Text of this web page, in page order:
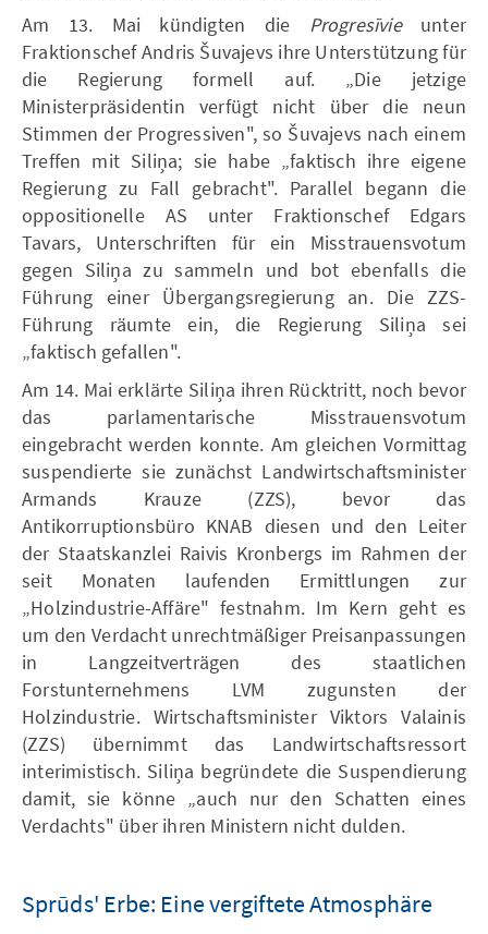
Am 13. Mai kündigten die Progresīvieunter
Fraktionschef Andris Šuvajevs ihre Unterstützung für
die Regierung formell auf. „Die jetzige
Ministerpräsidentin verfügt nicht über die neun
Stimmen der Progressiven", so Šuvajevs nach einem
Treffen mit Siliņa; sie habe „faktisch ihre eigene
Regierung zu Fall gebracht". Parallel begann die
oppositionelle AS unter Fraktionschef Edgars
Tavars, Unterschriften für ein Misstrauensvotum
gegen Siliņa zu sammeln und bot ebenfalls die
Führung einer Übergangsregierung an. Die ZZS-
Führung räumte ein, die Regierung Siliņa sei
„faktisch gefallen".
Am 14. Mai erklärte Siliņa ihren Rücktritt, noch bevor
das parlamentarische Misstrauensvotum
eingebracht werden konnte. Am gleichen Vormittag
suspendierte sie zunächst Landwirtschaftsminister
Armands Krauze (ZZS), bevor das
Antikorruptionsbüro KNAB diesen und den Leiter
der Staatskanzlei Raivis Kronbergs im Rahmen der
seit Monaten laufenden Ermittlungen zur
„Holzindustrie-Affäre" festnahm. Im Kern geht es
um den Verdacht unrechtmäßiger Preisanpassungen
in Langzeitverträgen des staatlichen
Forstunternehmens LVM zugunsten der
Holzindustrie. Wirtschaftsminister Viktors Valainis
(ZZS) übernimmt das Landwirtschaftsressort
interimistisch. Siliņa begründete die Suspendierung
damit, sie könne „auch nur den Schatten eines
Verdachts" über ihren Ministern nicht dulden.
Sprūds' Erbe: Eine vergiftete Atmosphäre